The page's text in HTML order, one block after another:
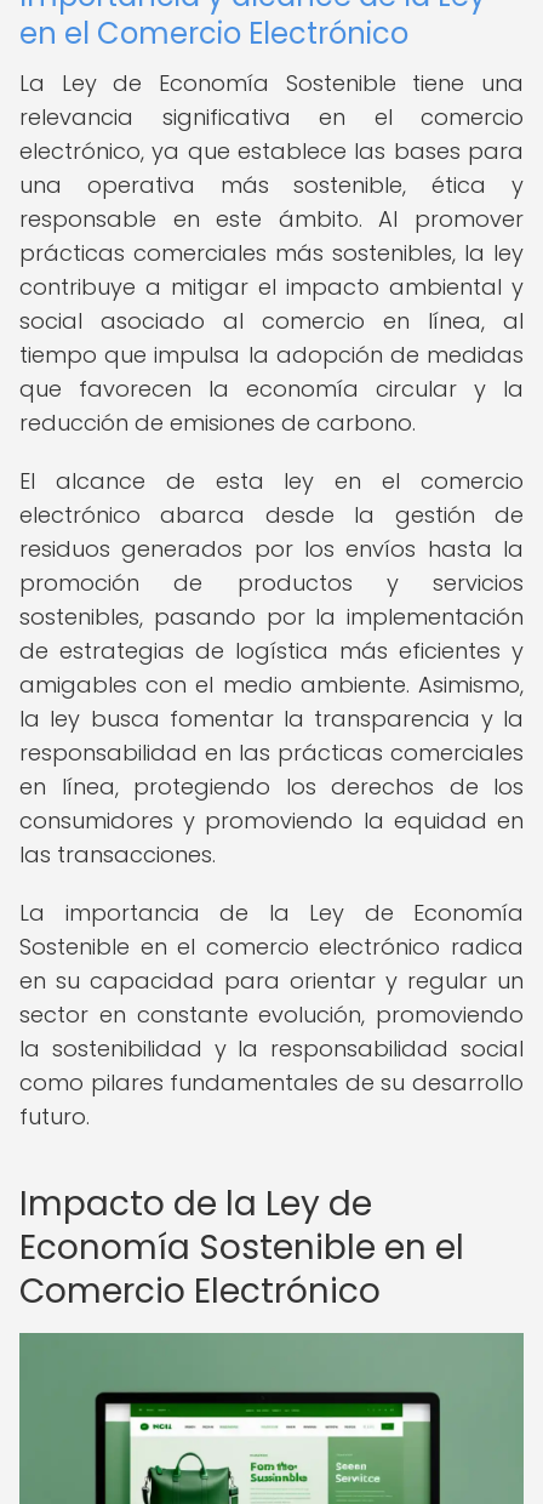
en el Comercio Electrónico
La Ley de Economía Sostenible tiene una
relevancia significativa en el comercio
electrónico, ya que establece las bases para
una operativa más sostenible, ética y
responsable en este ámbito. Al promover
prácticas comerciales más sostenibles, la ley
contribuye a mitigar el impacto ambiental y
social asociado al comercio en línea, al
tiempo que impulsa la adopción de medidas
que favorecen la economía circular y la
reducción de emisiones de carbono.
El alcance de esta ley en el comercio
electrónico abarca desde la gestión de
residuos generados por los envíos hasta la
promoción de productos y servicios
sostenibles, pasando por la implementación
de estrategias de logística más eficientes y
amigables con el medio ambiente. Asimismo,
la ley busca fomentar la transparencia y la
responsabilidad en las prácticas comerciales
en línea, protegiendo los derechos de los
consumidores y promoviendo la equidad en
las transacciones.
La importancia de la Ley de Economía
Sostenible en el comercio electrónico radica
en su capacidad para orientar y regular un
sector en constante evolución, promoviendo
la sostenibilidad y la responsabilidad social
como pilares fundamentales de su desarrollo
futuro.
Impacto de la Ley de
Economía Sostenible en el
Comercio Electrónico